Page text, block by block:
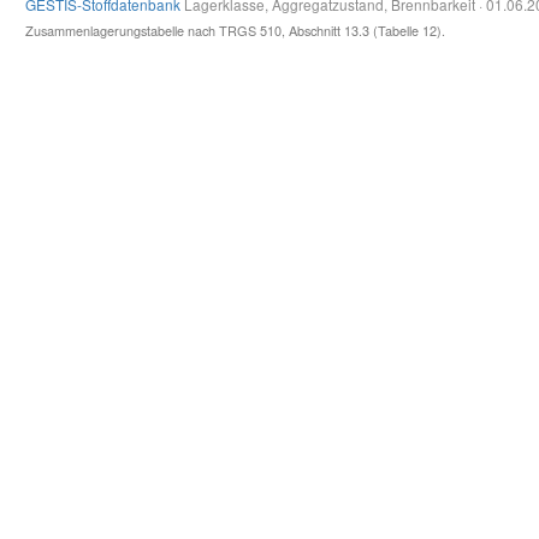
Zusammenlagerungstabelle nach TRGS 510, Abschnitt 13.3 (Tabelle 12).